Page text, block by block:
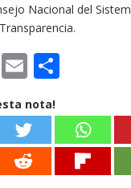
Nacional del
Twitter
Email
nota!